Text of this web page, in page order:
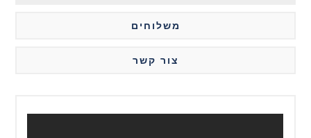
משלוחים
צור קשר